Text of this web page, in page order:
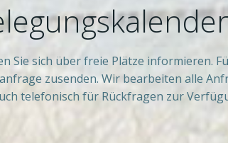
Sie sich über freie Plätze informieren.
zusenden. Wir bearbeiten alle
telefonisch für Rückfragen zur